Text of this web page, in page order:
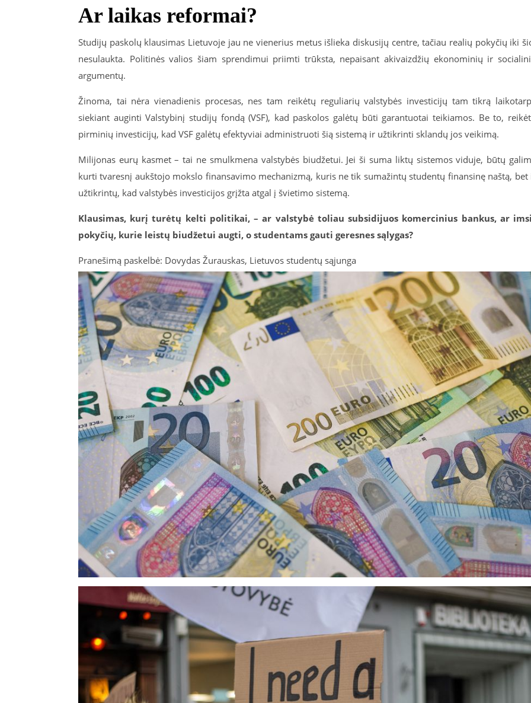
Ar laikas reformai?
Studijų paskolų klausimas Lietuvoje jau ne vienerius metus išlieka diskusijų centre, tačiau realių pokyčių iki
nesulaukta. Politinės valios šiam sprendimui priimti trūksta, nepaisant akivaizdžių ekonominių ir
argumentų.
Žinoma, tai nėra vienadienis procesas, nes tam reikėtų reguliarių valstybės investicijų tam tikrą
siekiant auginti Valstybinį studijų fondą (VSF), kad paskolos galėtų būti garantuotai teikiamos. Be to,
pirminių investicijų, kad VSF galėtų efektyviai administruoti šią sistemą ir užtikrinti sklandų jos veikimą.
Milijonas eurų kasmet – tai ne smulkmena valstybės biudžetui. Jei ši suma liktų sistemos viduje, būtų
kurti tvaresnį aukštojo mokslo finansavimo mechanizmą, kuris ne tik sumažintų studentų finansinę naštą, bet
užtikrintų, kad valstybės investicijos grįžta atgal į švietimo sistemą.
Klausimas, kurį turėtų kelti politikai, – ar valstybė toliau subsidijuos komercinius bankus, ar
pokyčių, kurie leistų biudžetui augti, o studentams gauti geresnes sąlygas?
Pranešimą paskelbė: Dovydas Žurauskas, Lietuvos studentų sąjunga